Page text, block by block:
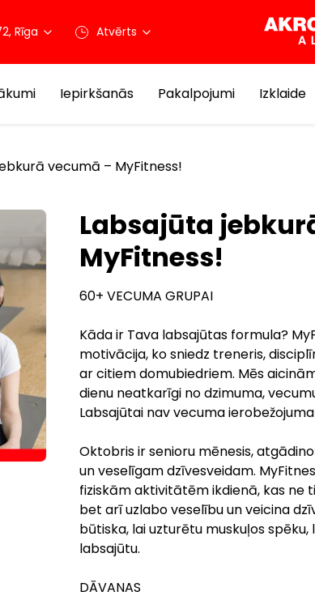
Rīga Atvērts
Iepirkšanās Pakalpojumi Izklaide
vecumā – MyFitness!
Labsajūta
MyFitness!
60+ VECUMA GRUPAI
Kāda ir Tava labsajūtas formula?
motivācija, ko sniedz treneris,
ar citiem domubiedriem. Mēs
dienu neatkarīgi no dzimuma,
Labsajūtai nav vecuma
Oktobris ir senioru mēnesis,
un veselīgam dzīvesveidam.
fiziskām aktivitātēm ikdienā, kas ne
bet arī uzlabo veselību un veicina
būtiska, lai uzturētu muskuļos
labsajūtu.
DĀVANAS